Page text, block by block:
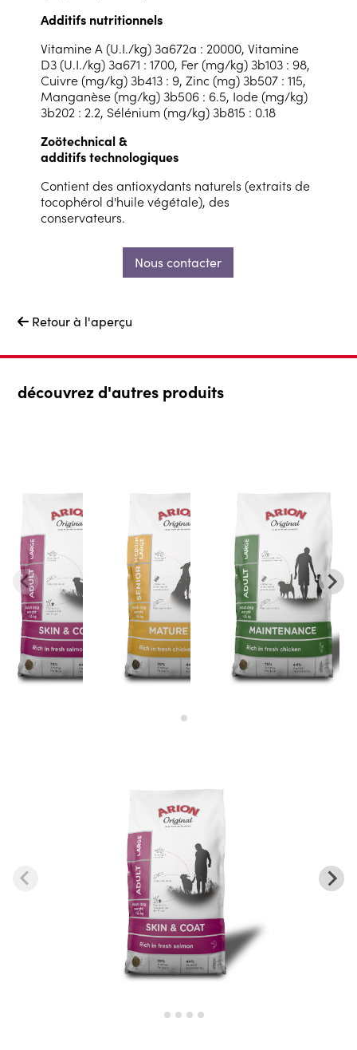
Additifs nutritionnels
Vitamine A (U.I./kg) 3a672a : 20000, Vitamine
D3 (U.I./kg) 3a671 : 1700, Fer (mg/kg) 3b103 : 98,
Cuivre (mg/kg) 3b413 : 9, Zinc (mg) 3b507 : 115,
Manganèse (mg/kg) 3b506 : 6.5, Iode (mg/kg)
3b202 : 2.2, Sélénium (mg/kg) 3b815 : 0.18
Zoötechnical &
additifs technologiques
Contient des antioxydants naturels (extraits de
tocophérol d'huile végétale), des
conservateurs.
Nous contacter
 Retour à l'aperçu
découvrez d'autres produits